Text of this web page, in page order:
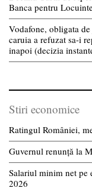
Banca pentru
Vodafone, obligata
caruia a refuzat sa-i
inapoi (decizia
Stiri economice
Ratingul României,
Guvernul renunță la
Salariul minim net pe
2026